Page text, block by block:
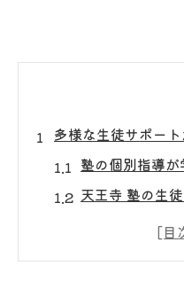
多様な生徒サポー
塾の個別指導
天王寺 塾の生